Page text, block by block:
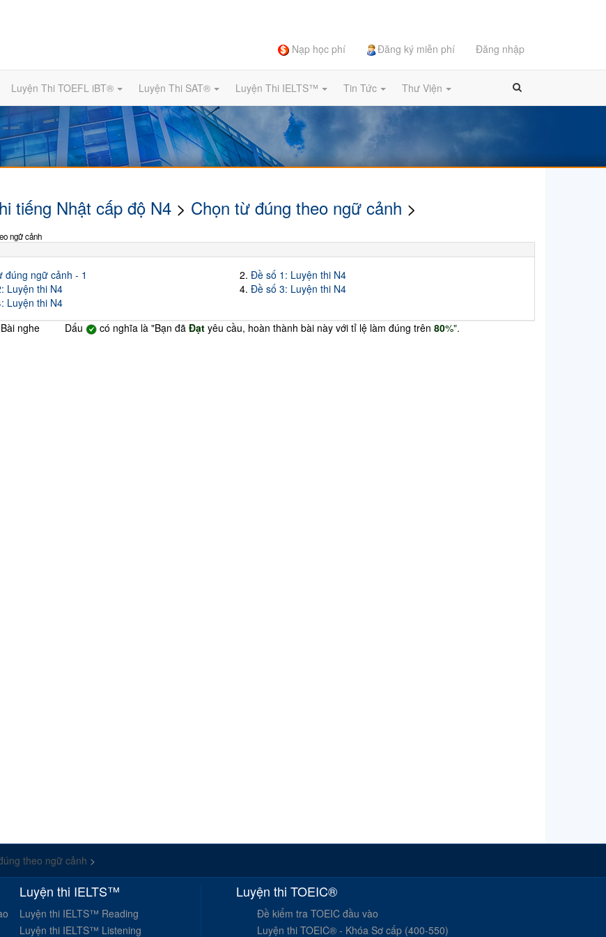
Nạp học phí Đăng ký miễn phí Đăng nhập
Luyện Thi TOEFL iBT® Luyện Thi SAT® Luyện Thi IELTS™ Tin Tức Thư Viện
tiếng Nhật cấp độ N4> Chọn từ đúng theo ngữ cảnh >
ngữ cảnh
đúng ngữ cảnh - 1 2.Đề số 1: Luyện thi N4
Luyện thi N4 4.Đề số 3: Luyện thi N4
Luyện thi N4
nghe Dấu có nghĩa là "Bạn đã Đạt yêu cầu, hoàn thành bài này với tỉ lệ làm đúng trên 80%".
theo ngữ cảnh >
Luyện thi IELTS™
Luyện thi IELTS™ Reading
Luyện thi IELTS™ Listening
Luyện thi TOEIC®
Đề kiểm tra TOEIC đầu vào
Luyện thi TOEIC® - Khóa Sơ cấp (400-550)